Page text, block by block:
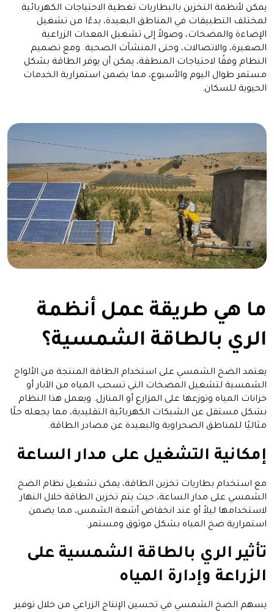
يمكن لأنظمة التخزين بالبطاريات تغطية الاحتياجات الكهربائية
لمختلف التطبيقات في المناطق البعيدة، بدءًا من تشغيل
الإضاءة والمضخات، وصولاً إلى تشغيل المعدات الزراعية
الصغيرة، والاتصالات، وحتى المنشآت الصحية. ومع تصميم
النظام وفقًا لاحتياجات المنطقة، يمكن أن يوفر الطاقة بشكل
مستمر طوال اليوم والأسبوع، مما يضمن استمرارية الخدمات
الحيوية للسكان.
ما هي طريقة عمل أنظمة
الري بالطاقة الشمسية؟
يعتمد الضخ الشمسي على استخدام الطاقة المنتجة من الألواح
الشمسية لتشغيل المضخات التي تسحب المياه من الآبار أو
خزانات المياه وتوزعها على المزارع أو المنازل. ويعمل هذا النظام
بشكل مستقل عن الشبكات الكهربائية التقليدية، مما يجعله حلًا
مثاليًا للمناطق الصحراوية والبعيدة عن مصادر الطاقة.
إمكانية التشغيل على مدار الساعة
مع استخدام بطاريات تخزين الطاقة، يمكن تشغيل نظام الضخ
الشمسي على مدار الساعة، حيث يتم تخزين الطاقة خلال النهار
لاستخدامها ليلاً أو عند انخفاض أشعة الشمس، مما يضمن
استمرارية ضخ المياه بشكل موثوق ومستمر.
تأثير الري بالطاقة الشمسية على
الزراعة وإدارة المياه
يسهم الضخ الشمسي في تحسين الإنتاج الزراعي من خلال توفير